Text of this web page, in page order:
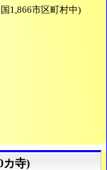
1,866市区町村中)
カ寺)